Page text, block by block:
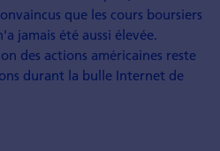
que les cours boursiers
jamais été aussi élevée.
des actions américaines reste
durant la bulle Internet de